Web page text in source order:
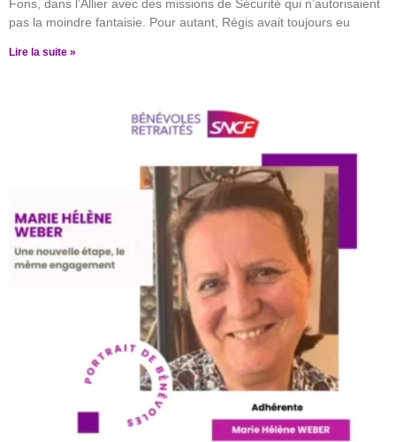
Fons, dans l’Allier avec des missions de Sécurité qui n’autorisaient
pas la moindre fantaisie. Pour autant, Régis avait toujours eu
Lire la suite »